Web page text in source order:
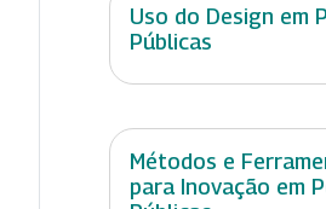
Uso do Design em
Públicas
Métodos e
para Inovação em